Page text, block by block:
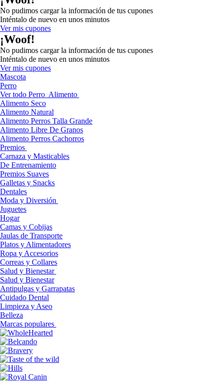
No pudimos cargar la información de tus cupones
Inténtalo de nuevo en unos minutos
Ver mis cupones
¡Woof!
No pudimos cargar la información de tus cupones
Inténtalo de nuevo en unos minutos
Ver mis cupones
Mascota
Perro
Ver todo Perro Alimento
Alimento Seco
Alimento Natural
Alimento Perros Talla Grande
Alimento Libre De Granos
Alimento Perros Cachorros
Premios
Carnaza y Masticables
De Entrenamiento
Premios Suaves
Galletas y Snacks
Dentales
Moda y Diversión
Juguetes
Hogar
Camas y Cobijas
Jaulas de Transporte
Platos y Alimentadores
Ropa y Accesorios
Correas y Collares
Salud y Bienestar
Salud y Bienestar
Antipulgas y Garrapatas
Cuidado Dental
Limpieza y Aseo
Belleza
Marcas populares